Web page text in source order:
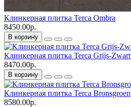
Клинкерная плитка Terca Ombra
8450.00р.
В корзину
Клинкерная плитка Terca Grijs-Zwart
8470.00р.
В корзину
Клинкерная плитка Terca Bronsgroen
8580.00р.